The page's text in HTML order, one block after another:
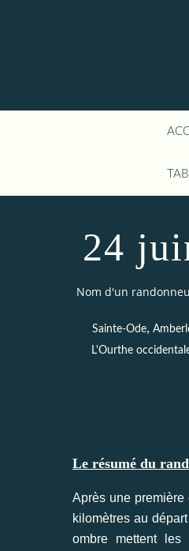
24
Nom d'un
Sainte-Ode,
L'Ourthe
Le résumé du
Après une
kilomètres au
ombre mettent les